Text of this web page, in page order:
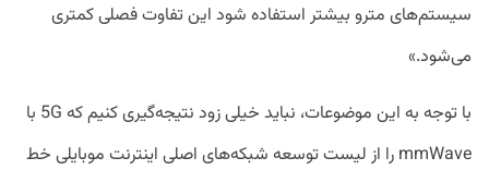
سیستم‌های مترو بیشتر استفاده شود این تفاوت فصلی کمتری
می‌شود.»
با توجه به این موضوعات، نباید خیلی زود نتیجه‌گیری کنیم که 5G با
mmWave را از لیست توسعه شبکه‌های اصلی اینترنت موبایلی خط